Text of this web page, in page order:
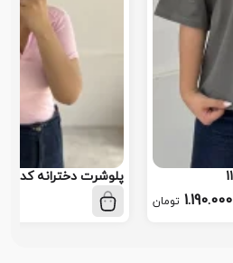
1.190.000 تومان
پلوشرت دخترانه کد 118